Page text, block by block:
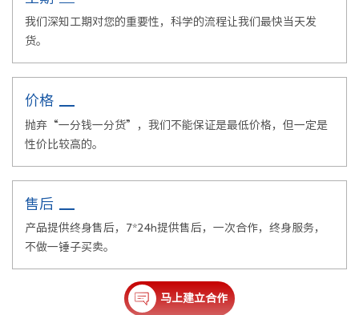
我们深知工期对您的重要性，科学的流程让我们最快当天发
货。
价格
抛弃“一分钱一分货”，我们不能保证是最低价格，但一定是
性价比较高的。
售后
产品提供终身售后，7*24h提供售后，一次合作，终身服务，
不做一锤子买卖。
马上建立合作